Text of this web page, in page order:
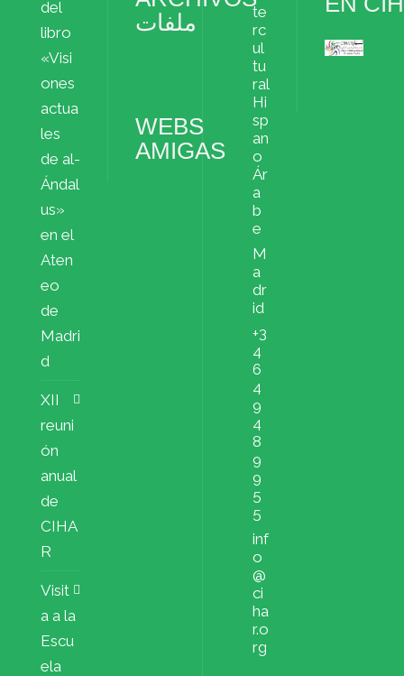
del
libro
«Visi
ones
actua
les
de al-
Ándal
us»
en el
Aten
eo
de
Madri
d
XII
reuni
ón
anual
de
CIHA
R
Visit
a a la
Escu
ela
ملفات
WEBS
AMIGAS
te
rc
ul
tu
ral
Hi
sp
an
o
Ár
a
b
e
M
a
dr
id
+3
4
6
4
9
4
8
9
9
5
5
inf
o
@
ci
ha
r.o
rg